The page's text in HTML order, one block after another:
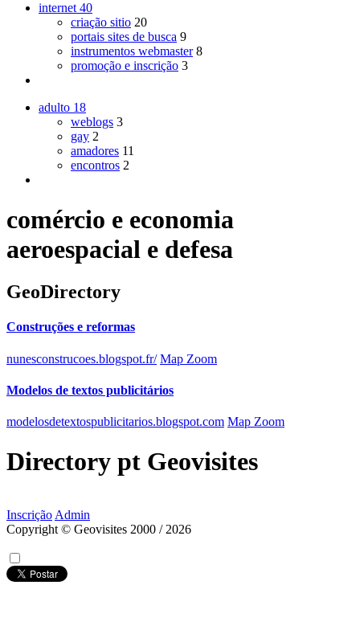
internet 40
criação sitio 20
portais sites de busca 9
instrumentos webmaster 8
promoção e inscrição 3
adulto 18
weblogs 3
gay 2
amadores 11
encontros 2
comércio e economia
aeroespacial e defesa
GeoDirectory
Construções e reformas
nunesconstrucoes.blogspot.fr/ Map Zoom
Modelos de textos publicitários
modelosdetextospublicitarios.blogspot.com Map Zoom
Directory pt Geovisites
Inscrição Admin
Copyright © Geovisites 2000 / 2026